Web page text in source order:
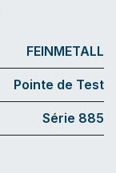
FEINMETALL
Pointe de Test
Série 885